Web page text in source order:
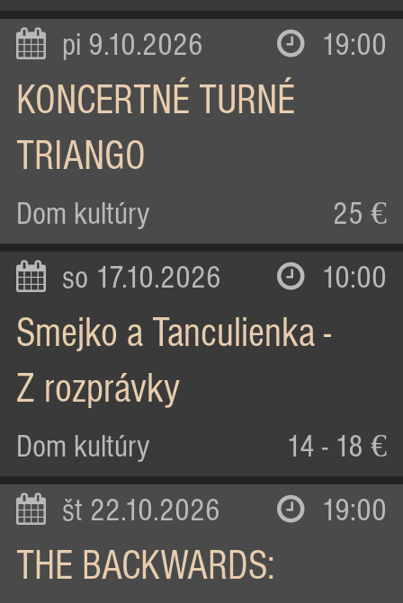
pi 9.10.2026 19:00
KONCERTNÉ TURNÉ
TRIANGO
Dom kultúry 25 €
so 17.10.2026 10:00
Smejko a Tanculienka -
Z rozprávky
Dom kultúry 14 - 18 €
št 22.10.2026 19:00
THE BACKWARDS: